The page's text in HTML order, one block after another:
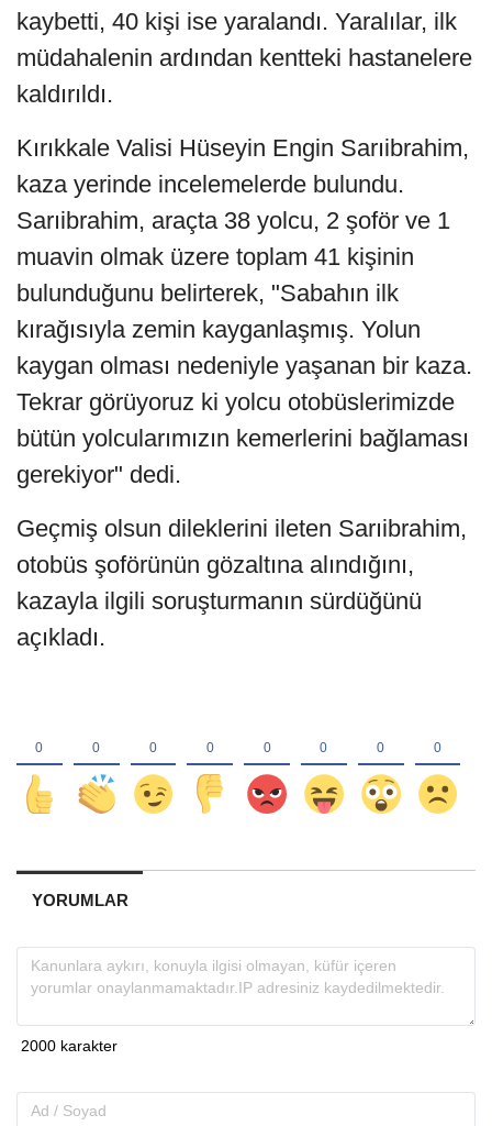
kaybetti, 40 kişi ise yaralandı. Yaralılar, ilk
müdahalenin ardından kentteki hastanelere
kaldırıldı.
Kırıkkale Valisi Hüseyin Engin Sarıibrahim,
kaza yerinde incelemelerde bulundu.
Sarıibrahim, araçta 38 yolcu, 2 şoför ve 1
muavin olmak üzere toplam 41 kişinin
bulunduğunu belirterek, "Sabahın ilk
kırağısıyla zemin kayganlaşmış. Yolun
kaygan olması nedeniyle yaşanan bir kaza.
Tekrar görüyoruz ki yolcu otobüslerimizde
bütün yolcularımızın kemerlerini bağlaması
gerekiyor" dedi.
Geçmiş olsun dileklerini ileten Sarıibrahim,
otobüs şoförünün gözaltına alındığını,
kazayla ilgili soruşturmanın sürdüğünü
açıkladı.
YORUMLAR